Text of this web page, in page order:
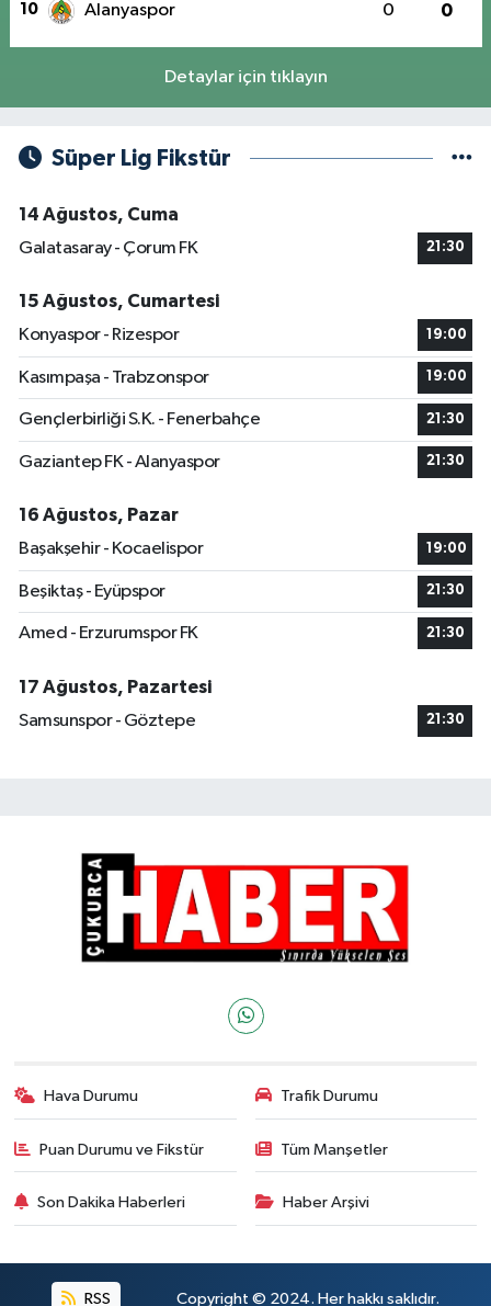
10 Alanyaspor 0 0
Detaylar için tıklayın
Süper Lig Fikstür
14 Ağustos, Cuma
Galatasaray - Çorum FK
21:30
15 Ağustos, Cumartesi
Konyaspor - Rizespor
19:00
Kasımpaşa - Trabzonspor 19:00
Gençlerbirliği S.K. - Fenerbahçe 21:30
Gaziantep FK - Alanyaspor 21:30
16 Ağustos, Pazar
Başakşehir - Kocaelispor
19:00
Beşiktaş - Eyüpspor 21:30
Amed - Erzurumspor FK 21:30
17 Ağustos, Pazartesi
Samsunspor - Göztepe
21:30
Hava Durumu Trafik Durumu
Puan Durumu ve Fikstür Tüm Manşetler
Son Dakika Haberleri Haber Arşivi
RSS Copyright © 2024. Her hakkı saklıdır.